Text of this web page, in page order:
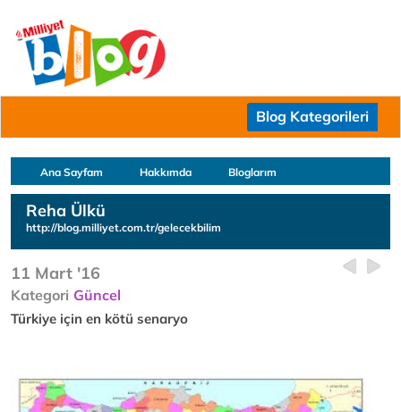
Blog Kategorileri
Ana Sayfam Hakkımda Bloglarım
Reha Ülkü
http://blog.milliyet.com.tr/gelecekbilim
11 Mart '16
Kategori Güncel
Türkiye için en kötü senaryo